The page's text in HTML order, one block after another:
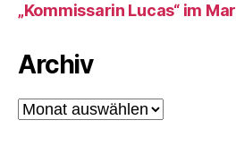
„Kommissarin Lucas“ im
Archiv
Archiv